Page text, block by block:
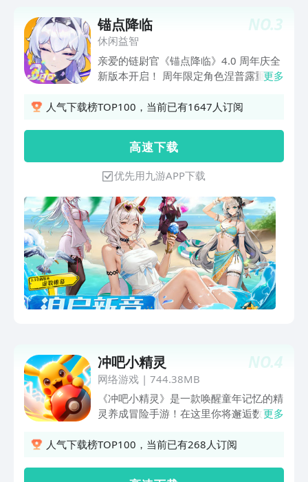
NO.3
锚点降临
休闲益智
亲爱的链尉官《锚点降临》4.0 周年庆全
新版本开启！ 周年限定角色涅普露重磅
行。赫梅克全新换装「绯幽的情曲」、雾
主题活动开启，海量福利等你解锁！ 在
这里邂逅各具性格的 AIMBS 战员，聆听
她们心底的私语。在危机四伏的星际之
中，缔结专属羁绊，谱写属于你与少女们
的冒险故事！
更多
人气下载榜TOP100，当前已有1647人订阅
高 速 下 载
优先用九游APP下载
NO.4
冲吧小精灵
网络游戏| 744.38MB
《冲吧小精灵》是一款唤醒童年记忆的精
灵养成冒险手游！在这里你将邂逅数百种
馆、收服稀有神兽的感动。自由组建属性
更多
人气下载榜TOP100，当前已有268人订阅